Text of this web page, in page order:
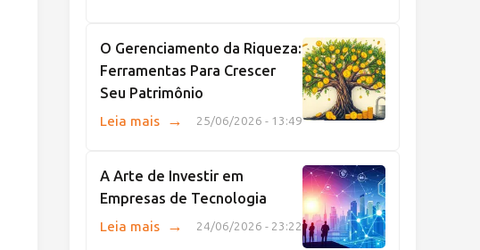
O Gerenciamento da Riqueza:
Ferramentas Para Crescer
Seu Patrimônio
25/06/2026 - 13:49
Leia mais →
A Arte de Investir em
Empresas de Tecnologia
24/06/2026 - 23:22
Leia mais →